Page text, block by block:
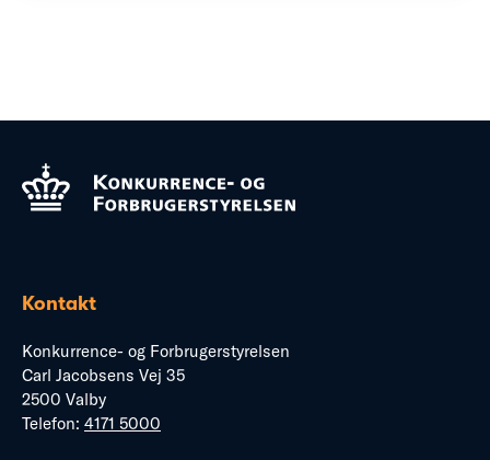
Kontakt
Konkurrence- og Forbrugerstyrelsen
Carl Jacobsens Vej 35
2500 Valby
Telefon: 4171 5000